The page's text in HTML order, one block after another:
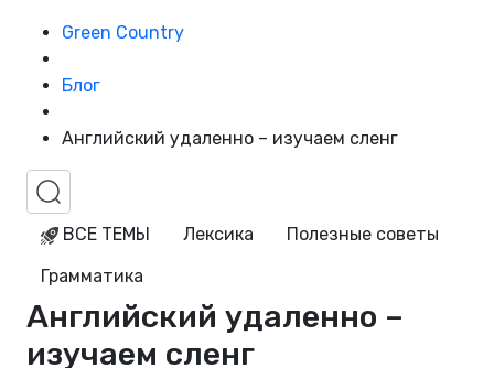
Green Country
Блог
Английский удаленно – изучаем сленг
ВСЕ ТЕМЫ Лексика
Полезные советы
Грамматика
Английский удаленно –
изучаем сленг